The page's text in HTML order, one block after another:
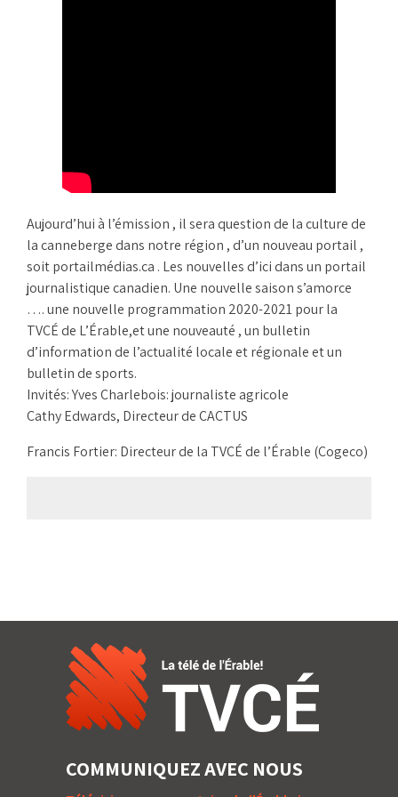
Aujourd’hui à l’émission , il sera question de la culture de
la canneberge dans notre région , d’un nouveau portail ,
soit portailmédias.ca . Les nouvelles d’ici dans un portail
journalistique canadien. Une nouvelle saison s’amorce
…. une nouvelle programmation 2020-2021 pour la
TVCÉ de L’Érable,et une nouveauté , un bulletin
d’information de l’actualité locale et régionale et un
bulletin de sports.
Invités: Yves Charlebois: journaliste agricole
Cathy Edwards, Directeur de CACTUS
Francis Fortier: Directeur de la TVCÉ de l’Érable (Cogeco)
COMMUNIQUEZ AVEC NOUS